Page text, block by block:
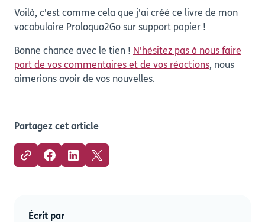
Voilà, c'est comme cela que j'ai créé ce livre de mon
vocabulaire Proloquo2Go sur support papier !
Bonne chance avec le tien ! N'hésitez pas à nous faire
part de vos commentaires et de vos réactions, nous
aimerions avoir de vos nouvelles.
Partagez cet article
Écrit par